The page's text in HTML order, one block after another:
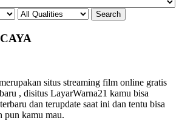
situs streaming film online gratis
, disitus LayarWarna21 kamu bisa
dan terupdate saat ini dan tentu bisa
pun kamu mau.